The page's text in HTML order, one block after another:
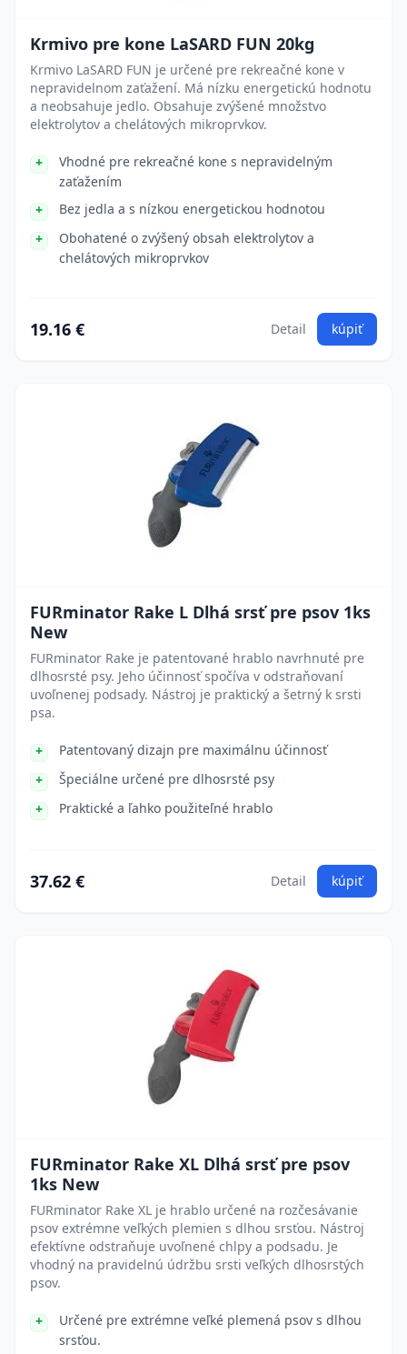
Krmivo pre kone LaSARD FUN 20kg
Krmivo LaSARD FUN je určené pre rekreačné kone v
nepravidelnom zaťažení. Má nízku energetickú hodnotu
a neobsahuje jedlo. Obsahuje zvýšené množstvo
elektrolytov a chelátových mikroprvkov.
Vhodné pre rekreačné kone s nepravidelným
zaťažením
Bez jedla a s nízkou energetickou hodnotou
Obohatené o zvýšený obsah elektrolytov a
chelátových mikroprvkov
19.16 € Detail kúpiť
FURminator Rake L Dlhá srsť pre psov 1ks
New
FURminator Rake je patentované hrablo navrhnuté pre
dlhosrsté psy. Jeho účinnosť spočíva v odstraňovaní
uvoľnenej podsady. Nástroj je praktický a šetrný k srsti
psa.
Patentovaný dizajn pre maximálnu účinnosť
Špeciálne určené pre dlhosrsté psy
Praktické a ľahko použiteľné hrablo
37.62 € Detail kúpiť
FURminator Rake XL Dlhá srsť pre psov
1ks New
FURminator Rake XL je hrablo určené na rozčesávanie
psov extrémne veľkých plemien s dlhou srsťou. Nástroj
efektívne odstraňuje uvoľnené chlpy a podsadu. Je
vhodný na pravidelnú údržbu srsti veľkých dlhosrstých
psov.
Určené pre extrémne veľké plemená psov s dlhou
srsťou.